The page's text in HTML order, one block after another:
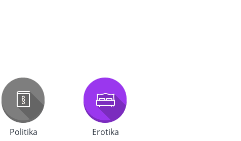
Politika Erotika